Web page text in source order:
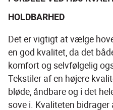
HOLDBARHED
Det er vigtigt at vælge
en god kvalitet, da det
komfort og selvfølgelig
Tekstiler af en højere
bløde, åndbare og i det
sove i. Kvaliteten